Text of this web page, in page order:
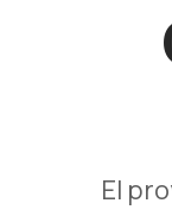
El